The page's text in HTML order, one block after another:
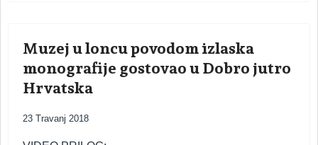
Muzej u loncu povodom izlaska
monografije gostovao u Dobro jutro
Hrvatska
23 Travanj 2018